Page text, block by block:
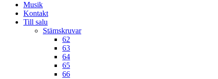
Musik
Kontakt
Till salu
Stämskruvar
62
63
64
65
66